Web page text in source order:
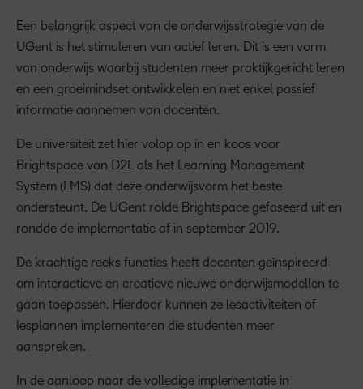
Een belangrijk aspect van de onderwijsstrategie van de
UGent is het stimuleren van actief leren. Dit is een vorm
van onderwijs waarbij studenten meer praktijkgericht leren
en een groeimindset ontwikkelen en niet enkel passief
informatie aannemen van docenten.
De universiteit zet hier volop op in en koos voor
Brightspace van D2L als het Learning Management
System (LMS) dat deze onderwijsvorm het beste
ondersteunt. De UGent rolde Brightspace gefaseerd uit en
rondde de implementatie af in september 2019.
De krachtige reeks functies heeft docenten geïnspireerd
om interactieve en creatieve nieuwe onderwijsmodellen te
gaan toepassen. Hierdoor kunnen ze lesactiviteiten of
lesplannen implementeren die studenten meer
aanspreken.
In de aanloop naar de volledige implementatie in